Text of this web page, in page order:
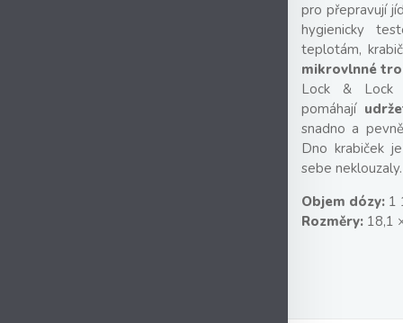
pro přepravují
hygienicky
teplotám,
mikrovlnné
Lock & Lock
pomáhají
snadno a
Dno krabiček
sebe
Objem dózy: 1
Rozměry: 18,1